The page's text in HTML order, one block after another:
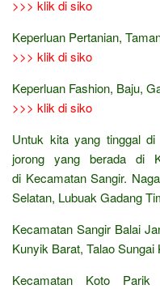
>>> klik di siko
Keperluan Pertanian,
>>> klik di siko
Keperluan Fashion, Baju,
>>> klik di siko
Untuk kita yang tinggal
jorong yang berada di
di Kecamatan Sangir.
Selatan, Lubuak Gadang
Kecamatan Sangir Balai
Kunyik Barat, Talao Sungai
Kecamatan Koto